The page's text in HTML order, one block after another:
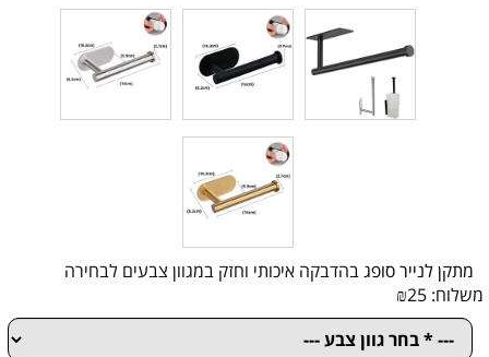
מתקן לנייר סופגבהדבקה איכותי וחזק במגוון צבעים לבחירה
משלוח:
₪25